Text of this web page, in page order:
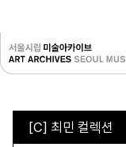
[C] 최민 컬렉션